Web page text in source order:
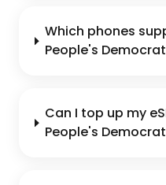
Which phones
People's
Can I top up my
People's